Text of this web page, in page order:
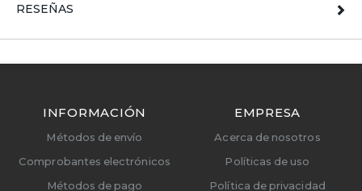
RESEÑAS
INFORMACIÓN
Métodos de envío
Comprobantes electrónicos
Métodos de pago
EMPRESA
Acerca de nosotros
Políticas de uso
Política de privacidad